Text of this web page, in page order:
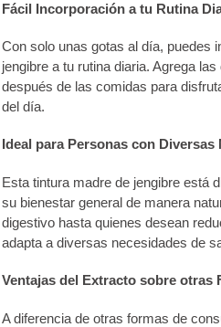
Fácil Incorporación a tu Rutina
Con solo unas gotas al día, puedes
jengibre a tu rutina diaria. Agrega
después de las comidas para
del día.
Ideal para Personas con Diversas
Esta tintura madre de jengibre está
su bienestar general de manera
digestivo hasta quienes desean
adapta a diversas necesidades de
Ventajas del Extracto sobre otras
A diferencia de otras formas de